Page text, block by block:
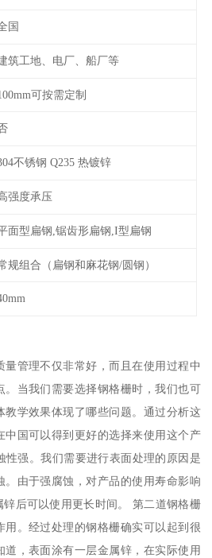
国
筑工地、电厂、船厂等
可按需定制
不锈钢 Q235 热镀锌
强度承压
面型扁钢,锯齿形扁钢,I型扁钢
规组合（扁钢和麻花钢/圆钢）
管理不仅非常好，而且在使用过程中
。当我们需要选择钢格栅时，我们也可
教学效果体现了哪些问题。通过分析这
中国可以得到更好的选择来使用这个产
性强。我们需要进行表面处理的原因是
。由于强腐蚀，对产品的使用寿命影响
后可以使用更长时间。 第二道钢格栅
用。经过处理的钢格栅确实可以起到很
，表面涂有一层金属锌，在实际使用